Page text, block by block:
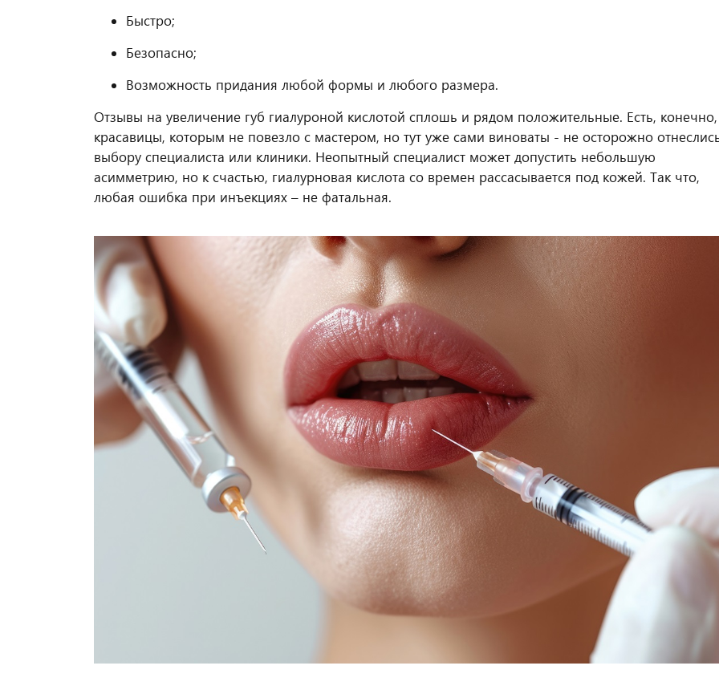
Быстро;
Безопасно;
Возможность придания любой формы и любого размера.
Отзывы на увеличение губ гиалуроной кислотой сплошь и рядом положительные. Есть, конечно,
красавицы, которым не повезло с мастером, но тут уже сами виноваты - не осторожно
выбору специалиста или клиники. Неопытный специалист может допустить небольшую
асимметрию, но к счастью, гиалурновая кислота со времен рассасывается под кожей. Так что,
любая ошибка при инъекциях – не фатальная.